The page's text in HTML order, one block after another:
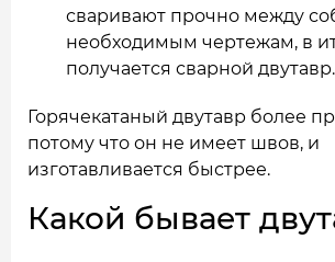
сваривают прочно между
необходимым чертежам, в
получается сварной двутавр.
Горячекатаный двутавр более
потому что он не имеет швов, и
изготавливается быстрее.
Какой бывает